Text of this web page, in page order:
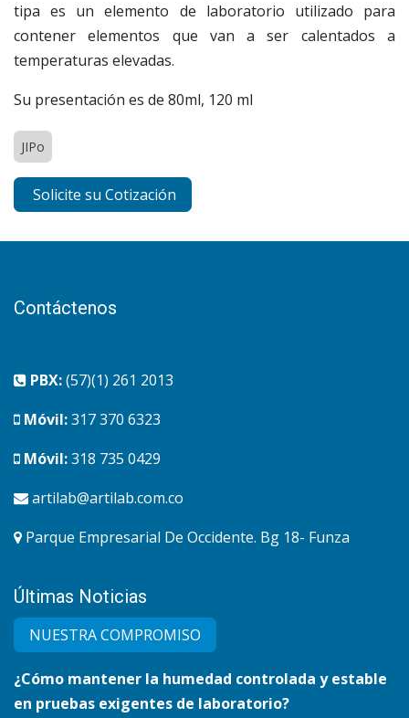
tipa es un elemento de laboratorio utilizado para
contener elementos que van a ser calentados a
temperaturas elevadas.
Su presentación es de 80ml, 120 ml
JIPo
Solicite su Cotización
Contáctenos
PBX:(57)(1) 261 2013
Móvil:317 370 6323
Móvil:318 735 0429
artilab@artilab.com.co
Parque Empresarial De Occidente. Bg 18- Funza
Últimas Noticias
NUESTRA COMPRO​MISO
¿Cómo mantener la humedad controlada y estable
en pruebas exigentes de laboratorio?